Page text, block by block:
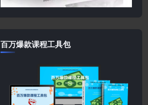
百万爆款课程工具包